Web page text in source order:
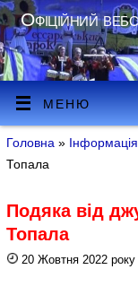
Офіційний
МЕНЮ
Головна » Інформація
Топала
Подяка від
Топала
20 Жовтня 2022 року